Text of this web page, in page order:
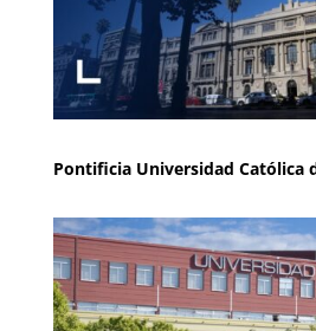
Pontificia Universidad Católica